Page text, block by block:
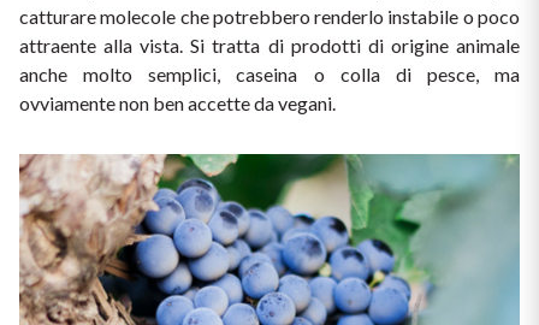
catturare molecole che potrebbero renderlo instabile o poco
attraente alla vista. Si tratta di prodotti di origine animale
anche molto semplici, caseina o colla di pesce, ma
ovviamente non ben accette da vegani.